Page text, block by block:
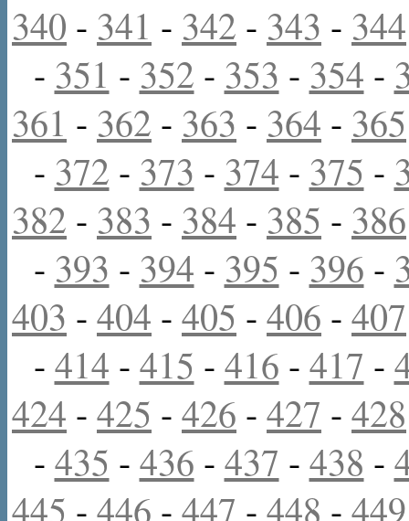
340 - 341 - 342 - 343 - 344
- 351 - 352 - 353 - 354 -
361 - 362 - 363 - 364 - 365
- 372 - 373 - 374 - 375 -
382 - 383 - 384 - 385 - 386
- 393 - 394 - 395 - 396 -
403 - 404 - 405 - 406 - 407
- 414 - 415 - 416 - 417 -
424 - 425 - 426 - 427 - 428
- 435 - 436 - 437 - 438 -
445 - 446 - 447 - 448 - 449